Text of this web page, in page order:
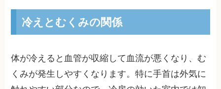
冷えとむくみの関係
体が冷えると血管が収縮して血流が悪くなり、む
くみが発生しやすくなります。特に手首は外気に